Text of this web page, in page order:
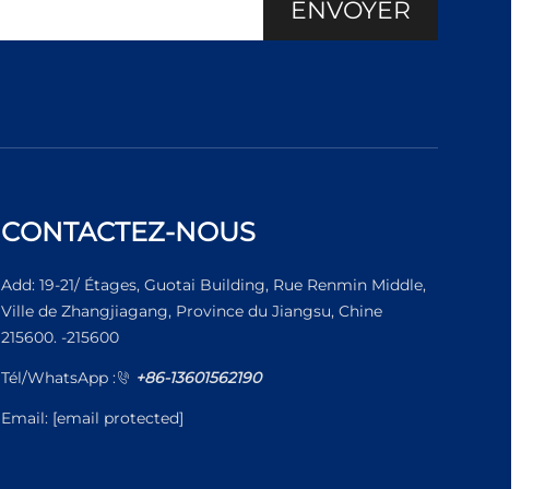
ENVOYER
CONTACTEZ-NOUS
Add: 19-21/ Étages, Guotai Building, Rue Renmin Middle,
Ville de Zhangjiagang, Province du Jiangsu, Chine
215600. -215600
Tél/WhatsApp : +86-13601562190
Email: [email protected]